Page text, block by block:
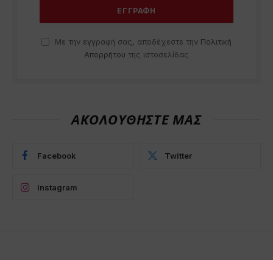
Με την εγγραφή σας, αποδέχεστε την Πολιτική
Απορρήτου της ιστοσελίδας
ΑΚΟΛΟΥΘΗΣΤΕ ΜΑΣ
Facebook Twitter
Instagram